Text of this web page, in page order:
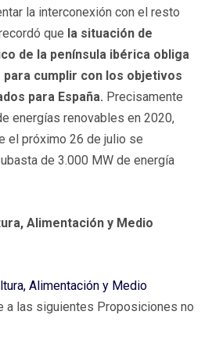
la interconexión con el resto
que la situación de
de la península ibérica obliga
cumplir con los objetivos
para España. Precisamente
energías renovables en 2020,
el próximo 26 de julio se
de 3.000 MW de energía
Alimentación y Medio
Alimentación y Medio
a las siguientes Proposiciones no